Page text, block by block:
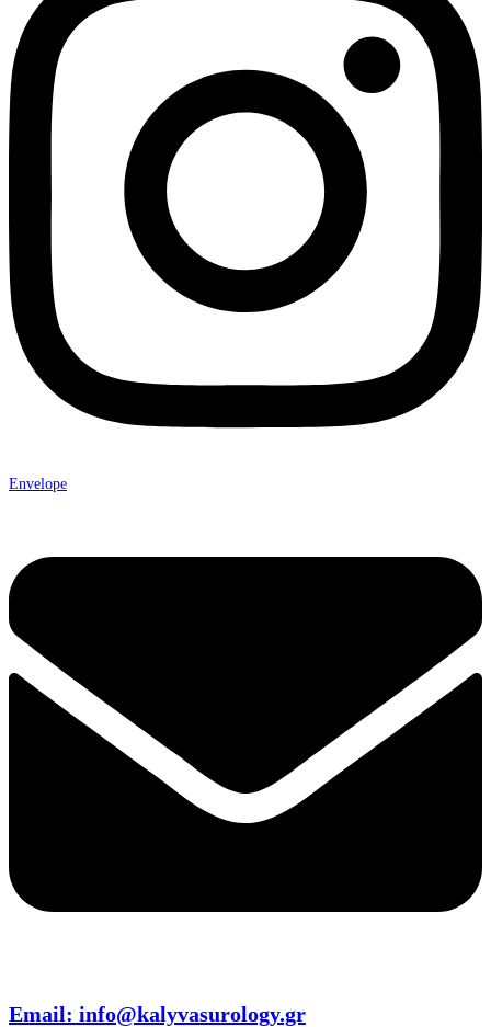
Envelope
Email: info@kalyvasurology.gr